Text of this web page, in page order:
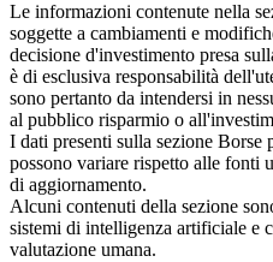
Le informazioni contenute nella
soggette a cambiamenti e
decisione d'investimento presa
è di esclusiva responsabilità
sono pertanto da intendersi in
al pubblico risparmio o
I dati presenti sulla sezione Borse
possono variare rispetto alle fonti
di aggiornamento.
Alcuni contenuti della sezione
sistemi di intelligenza artificiale e
valutazione umana.